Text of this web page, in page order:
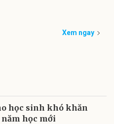
Xem ngay
học sinh khó khăn
học mới